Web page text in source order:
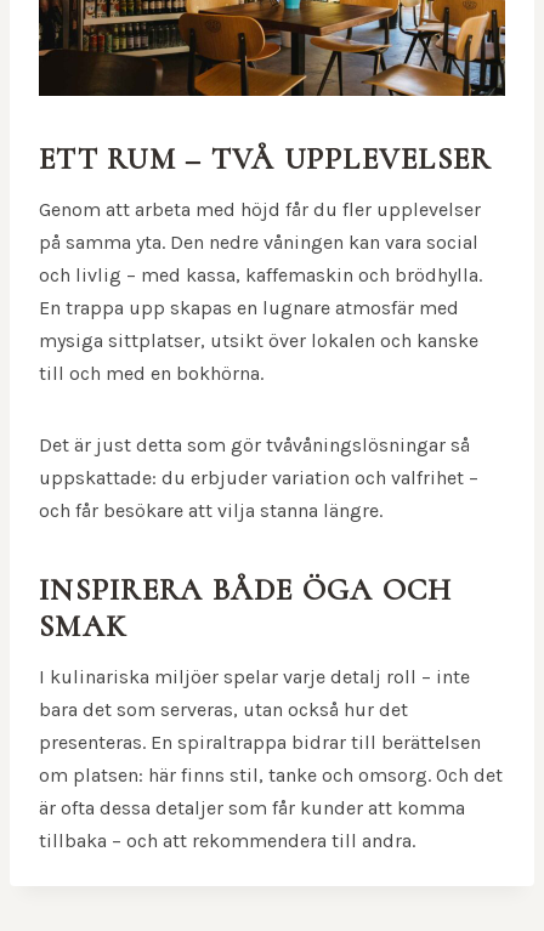
ETT RUM – TVÅ UPPLEVELSER
Genom att arbeta med höjd får du fler upplevelser
på samma yta. Den nedre våningen kan vara social
och livlig – med kassa, kaffemaskin och brödhylla.
En trappa upp skapas en lugnare atmosfär med
mysiga sittplatser, utsikt över lokalen och kanske
till och med en bokhörna.
Det är just detta som gör tvåvåningslösningar så
uppskattade: du erbjuder variation och valfrihet –
och får besökare att vilja stanna längre.
INSPIRERA BÅDE ÖGA OCH
SMAK
I kulinariska miljöer spelar varje detalj roll – inte
bara det som serveras, utan också hur det
presenteras. En spiraltrappa bidrar till berättelsen
om platsen: här finns stil, tanke och omsorg. Och det
är ofta dessa detaljer som får kunder att komma
tillbaka – och att rekommendera till andra.